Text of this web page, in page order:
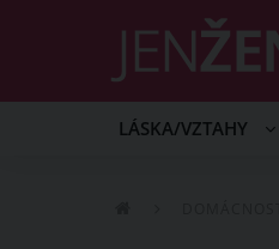
LÁSKA/VZTAHY